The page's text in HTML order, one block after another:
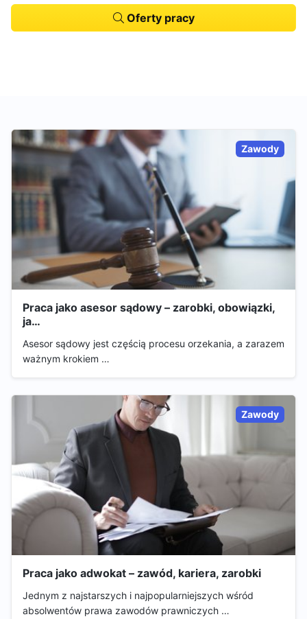
Oferty pracy
Zawody
Praca jako asesor sądowy – zarobki, obowiązki,
ja…
Asesor sądowy jest częścią procesu orzekania, a zarazem
ważnym krokiem …
Zawody
Praca jako adwokat – zawód, kariera, zarobki
Jednym z najstarszych i najpopularniejszych wśród
absolwentów prawa zawodów prawniczych …